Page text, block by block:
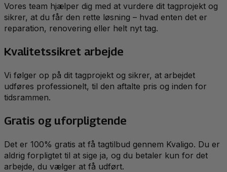
Vores team hjælper dig med at vurdere dit tagprojekt og
sikrer, at du får den rette løsning – hvad enten det er
reparation, renovering eller helt nyt tag.
Kvalitetssikret arbejde
Vi følger op på dit tagprojekt og sikrer, at arbejdet
udføres professionelt, til den aftalte pris og inden for
tidsrammen.
Gratis og uforpligtende
Det er 100% gratis at få tagtilbud gennem Kvaligo. Du er
aldrig forpligtet til at sige ja, og du betaler kun for det
arbejde, du vælger at få udført.